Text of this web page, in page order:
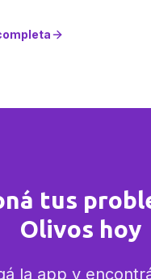
tus
Olivos hoy
la app y